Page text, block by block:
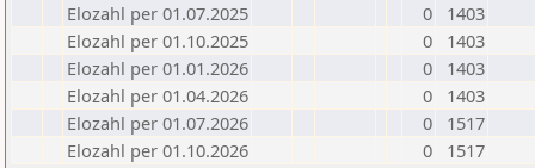
Elozahl per 01.07.2025
0
1403
Elozahl per 01.10.2025
0
1403
Elozahl per 01.01.2026
0
1403
Elozahl per 01.04.2026
0
1403
Elozahl per 01.07.2026
0
1517
Elozahl per 01.10.2026
0 1517